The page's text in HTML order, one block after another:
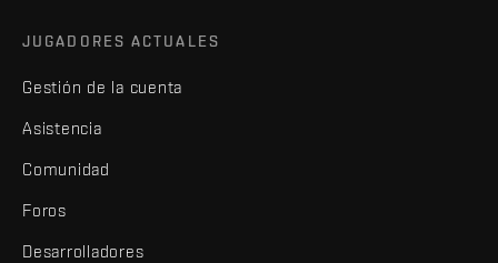
JUGADORES ACTUALES
Gestión de la cuenta
Asistencia
Comunidad
Foros
Desarrolladores